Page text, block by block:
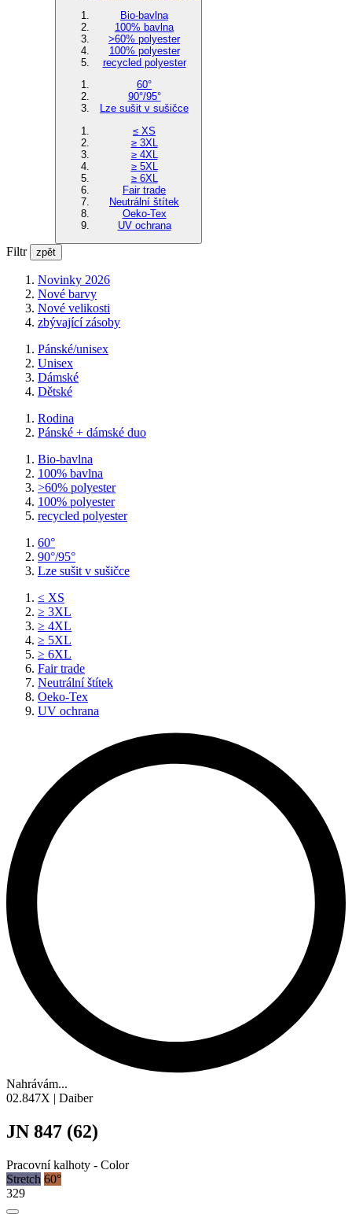
Bio-bavlna
100% bavlna
>60% polyester
100% polyester
recycled polyester
60°
90°/95°
Lze sušit v sušičce
≤ XS
≥ 3XL
≥ 4XL
≥ 5XL
≥ 6XL
Fair trade
Neutrální štítek
Oeko-Tex
UV ochrana
Filtr zpět
Novinky 2026
Nové barvy
Nové velikosti
zbývající zásoby
Pánské/unisex
Unisex
Dámské
Dětské
Rodina
Pánské + dámské duo
Bio-bavlna
100% bavlna
>60% polyester
100% polyester
recycled polyester
60°
90°/95°
Lze sušit v sušičce
≤ XS
≥ 3XL
≥ 4XL
≥ 5XL
≥ 6XL
Fair trade
Neutrální štítek
Oeko-Tex
UV ochrana
Nahrávám...
02.847X | Daiber
JN 847 (62)
Pracovní kalhoty - Color
Stretch 60°
329